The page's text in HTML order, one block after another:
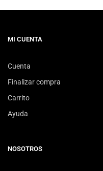
MI CUENTA
Cuenta
Finalizar compra
Carrito
Ayuda
NOSOTROS